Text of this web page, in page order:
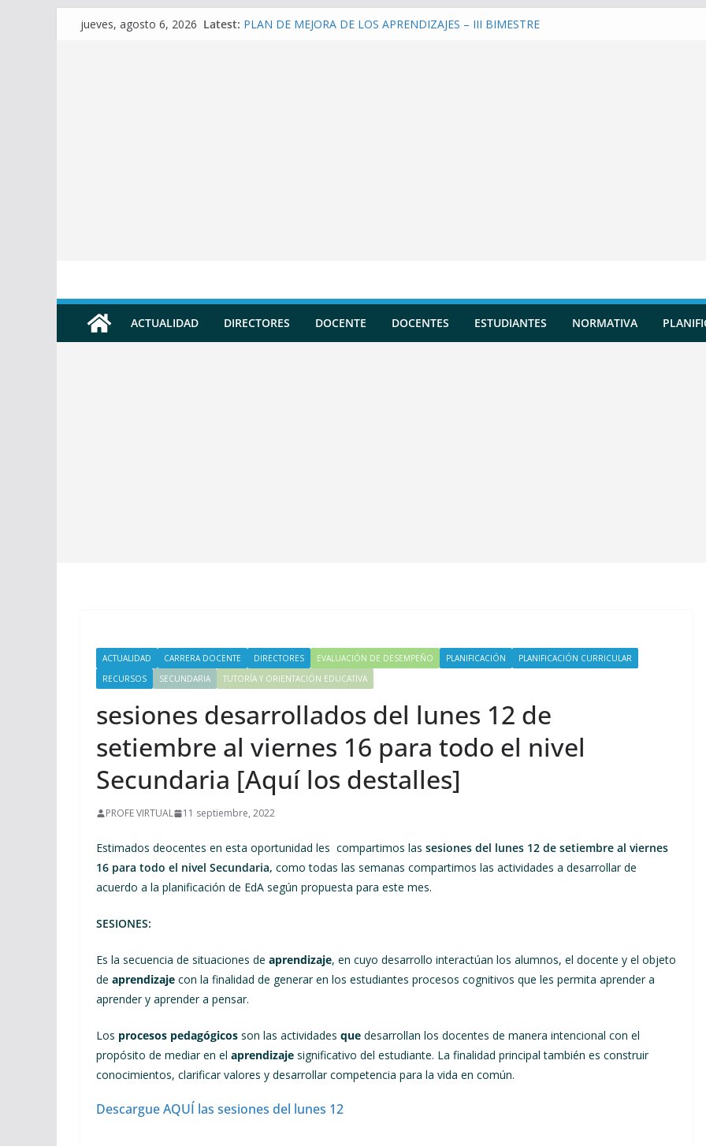
jueves, agosto 6, 2026 Latest: PLAN DE MEJORA DE LOS APRENDIZAJES – III BIMESTRE
ACTUALIDAD DIRECTORES DOCENTE DOCENTES ESTUDIANTES NORMATIVA
ACTUALIDAD CARRERA DOCENTE DIRECTORES EVALUACIÓN DE DESEMPEÑO PLANIFICACIÓN
PLANIFICACIÓN CURRICULAR
RECURSOS
SECUNDARIA TUTORÍA Y ORIENTACIÓN EDUCATIVA
sesiones desarrollados del lunes 12 de
setiembre al viernes 16 para todo el nivel
Secundaria [Aquí los destalles]
PROFE VIRTUAL 11 septiembre, 2022
Estimados deocentes en esta oportunidad les compartimos las sesiones del lunes 12 de setiembre al viernes
16 para todo el nivel Secundaria, como todas las semanas compartimos las actividades a desarrollar de
acuerdo a la planificación de EdA según propuesta para este mes.
SESIONES:
Es la secuencia de situaciones de aprendizaje, en cuyo desarrollo interactúan los alumnos, el docente y el objeto
de aprendizaje con la finalidad de generar en los estudiantes procesos cognitivos que les permita aprender a
aprender y aprender a pensar.
Los procesos pedagógicos son las actividades que desarrollan los docentes de manera intencional con el
propósito de mediar en el aprendizaje significativo del estudiante. La finalidad principal también es construir
conocimientos, clarificar valores y desarrollar competencia para la vida en común.
Descargue AQUÍ las sesiones del lunes 12